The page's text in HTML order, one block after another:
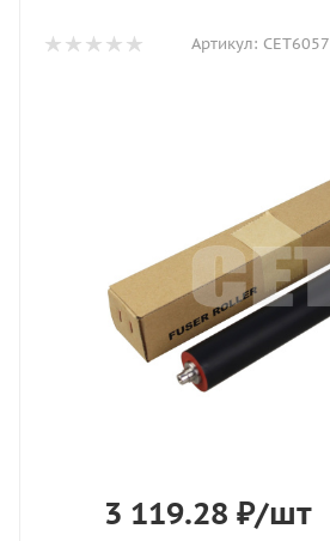
Артикул: CET6057
3 119.28 ₽/шт